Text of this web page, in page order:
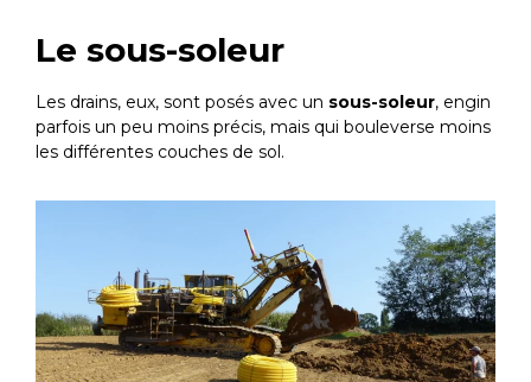
Le sous-soleur
Les drains, eux, sont posés avec un sous-soleur, engin
parfois un peu moins précis, mais qui bouleverse moins
les différentes couches de sol.